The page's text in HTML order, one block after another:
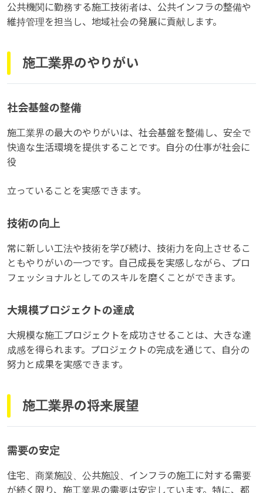
公共機関に勤務する施工技術者は、公共インフラの整備や
維持管理を担当し、地域社会の発展に貢献します。
施工業界のやりがい
社会基盤の整備
施工業界の最大のやりがいは、社会基盤を整備し、安全で
快適な生活環境を提供することです。自分の仕事が社会に
役
立っていることを実感できます。
技術の向上
常に新しい工法や技術を学び続け、技術力を向上させるこ
ともやりがいの一つです。自己成長を実感しながら、プロ
フェッショナルとしてのスキルを磨くことができます。
大規模プロジェクトの達成
大規模な施工プロジェクトを成功させることは、大きな達
成感を得られます。プロジェクトの完成を通じて、自分の
努力と成果を実感できます。
施工業界の将来展望
需要の安定
住宅、商業施設、公共施設、インフラの施工に対する需要
が続く限り、施工業界の需要は安定しています。特に、都